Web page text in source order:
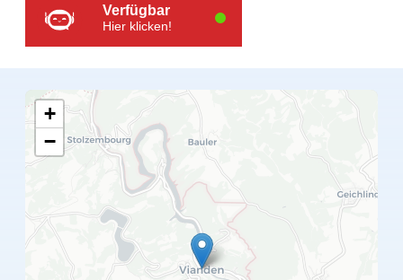
Verfügbar
Hier klicken!
+
−